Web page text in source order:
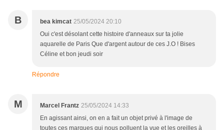
B bea kimcat 25/05/2024 20:10
Oui c'est désolant cette histoire d'anneaux sur ta jolie
aquarelle de Paris Que d'argent autour de ces J.O ! Bises
Céline et bon jeudi soir
Répondre
M Marcel Frantz 25/05/2024 14:33
En agissant ainsi, on en a fait un objet privé à l'image de
toutes ces marques qui nous polluent la vue et les oreilles à